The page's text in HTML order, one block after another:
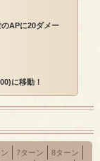
APに20ダメー
に移動！
7ターン
8ターン